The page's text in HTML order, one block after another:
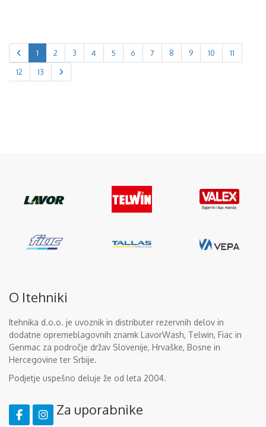
1 2 3 4 5 6 7 8 9 10
11
12
13
O Itehniki
Itehnika d.o.o. je uvoznik in distributer rezervnih delov in
dodatne opremeblagovnih znamk LavorWash, Telwin, Fiac in
Genmac za področje držav Slovenije, Hrvaške, Bosne in
Hercegovine ter Srbije.
Podjetje uspešno deluje že od leta 2004.
Za uporabnike